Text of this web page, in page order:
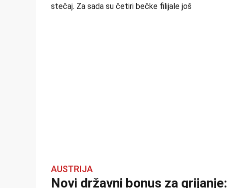
stečaj. Za sada su četiri bečke filijale još
AUSTRIJA
Novi državni bonus za grijanje: